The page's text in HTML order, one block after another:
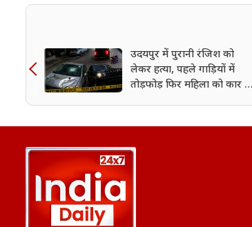
उदयपुर में पुरानी रंजिश को
लेकर हत्या, पहले गाड़ियों में
तोड़फोड़ फिर महिला को कार से